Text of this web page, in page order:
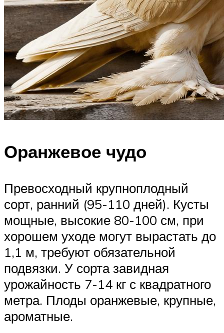
Оранжевое чудо
Превосходный крупноплодный
сорт, ранний (95-110 дней). Кусты
мощные, высокие 80-100 см, при
хорошем уходе могут вырастать до
1,1 м, требуют обязательной
подвязки. У сорта завидная
урожайность 7-14 кг с квадратного
метра. Плоды оранжевые, крупные,
ароматные.